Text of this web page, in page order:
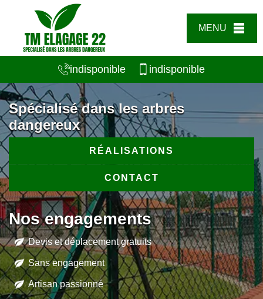
MENU
indisponible indisponible
Spécialisé dans les arbres
dangereux
RÉALISATIONS
CONTACT
Nos engagements
Devis et déplacement gratuits
Sans engagement
Artisan passionné